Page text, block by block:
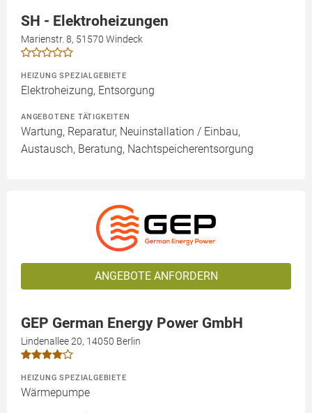
SH - Elektroheizungen
Marienstr. 8, 51570 Windeck
HEIZUNG SPEZIALGEBIETE
Elektroheizung, Entsorgung
ANGEBOTENE TÄTIGKEITEN
Wartung, Reparatur, Neuinstallation / Einbau,
Austausch, Beratung, Nachtspeicherentsorgung
ANGEBOTE ANFORDERN
GEP German Energy Power GmbH
Lindenallee 20, 14050 Berlin
HEIZUNG SPEZIALGEBIETE
Wärmepumpe